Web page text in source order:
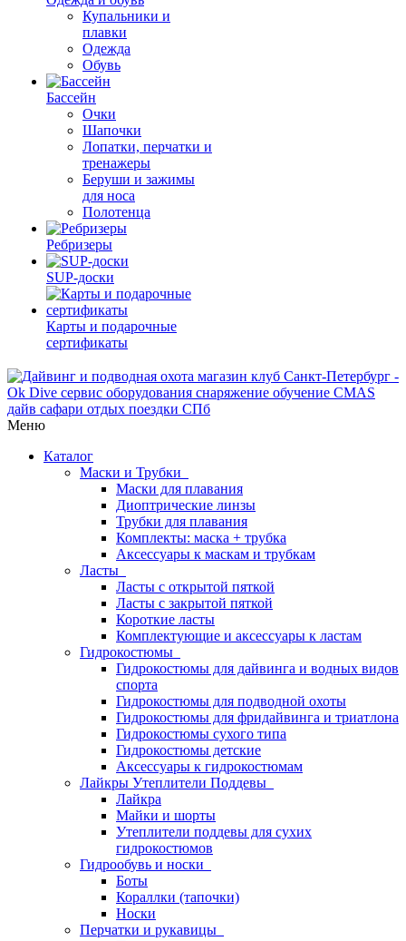
Купальники и
плавки
Одежда
Обувь
Бассейн
Очки
Шапочки
Лопатки, перчатки и
тренажеры
Беруши и зажимы
для носа
Полотенца
Ребризеры
SUP-доски
Карты и подарочные
сертификаты
Меню
Каталог
Маски и Трубки
Маски для плавания
Диоптрические линзы
Трубки для плавания
Комплекты: маска + трубка
Аксессуары к маскам и трубкам
Ласты
Ласты с открытой пяткой
Ласты с закрытой пяткой
Короткие ласты
Комплектующие и аксессуары к ластам
Гидрокостюмы
Гидрокостюмы для дайвинга и водных видов
спорта
Гидрокостюмы для подводной охоты
Гидрокостюмы для фридайвинга и триатлона
Гидрокостюмы сухого типа
Гидрокостюмы детские
Аксессуары к гидрокостюмам
Лайкры Утеплители Поддевы
Лайкра
Майки и шорты
Утеплители поддевы для сухих
гидрокостюмов
Гидрообувь и носки
Боты
Кораллки (тапочки)
Носки
Перчатки и рукавицы